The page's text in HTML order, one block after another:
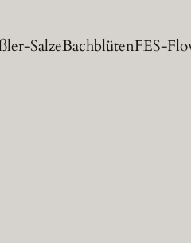
SalzeBachblütenFES-